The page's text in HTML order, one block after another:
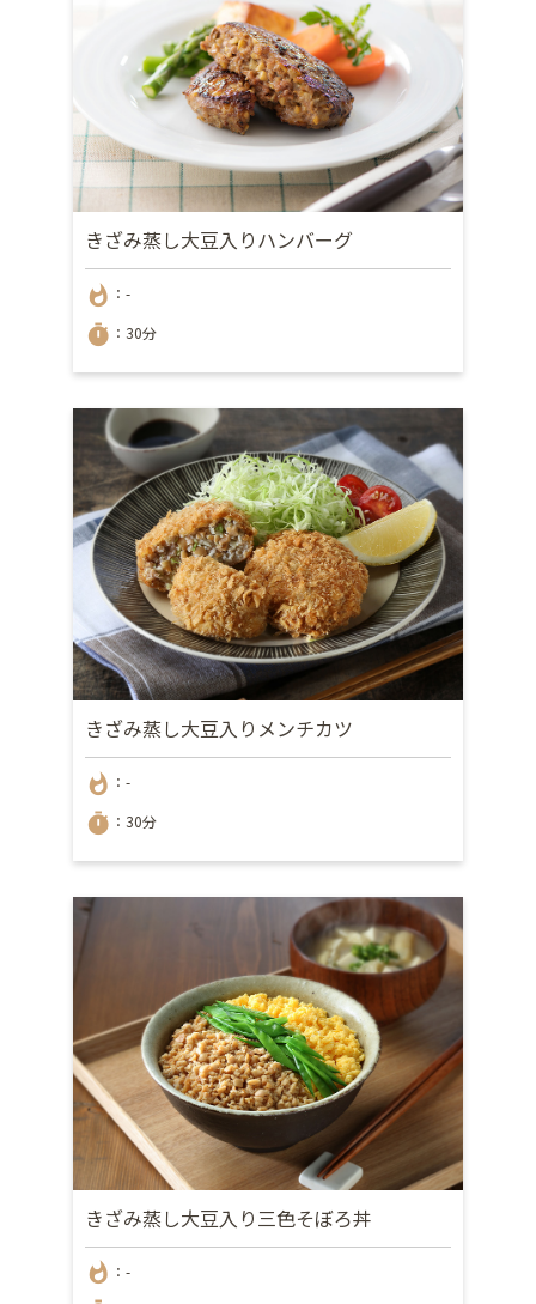
きざみ蒸し大豆入りハンバーグ
whatshot ：-
timer ：30分
きざみ蒸し大豆入りメンチカツ
whatshot ：-
timer ：30分
きざみ蒸し大豆入り三色そぼろ丼
whatshot ：-